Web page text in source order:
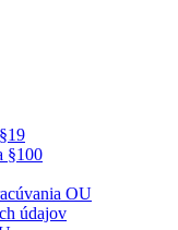
§100
OU
údajov